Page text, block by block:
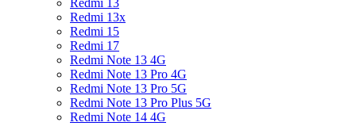
Redmi 13
Redmi 13x
Redmi 15
Redmi 17
Redmi Note 13 4G
Redmi Note 13 Pro 4G
Redmi Note 13 Pro 5G
Redmi Note 13 Pro Plus 5G
Redmi Note 14 4G